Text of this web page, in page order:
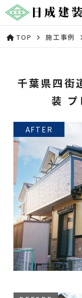
TOP 施工事例
千葉県四街
装 プ